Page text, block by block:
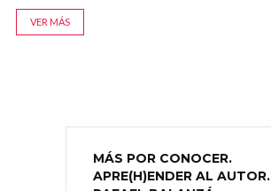
VER MÁS
MÁS POR CONOCER.
APRE(H)ENDER AL AUTOR.